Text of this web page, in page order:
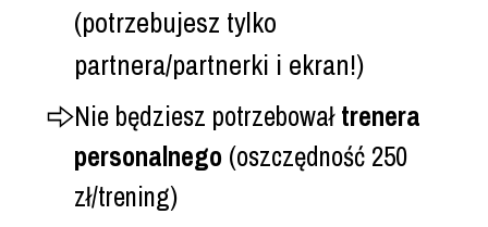
(potrzebujesz tylko
partnera/partnerki i ekran!)
Nie będziesz potrzebowałtrenera
personalnego (oszczędność 250
zł/trening)